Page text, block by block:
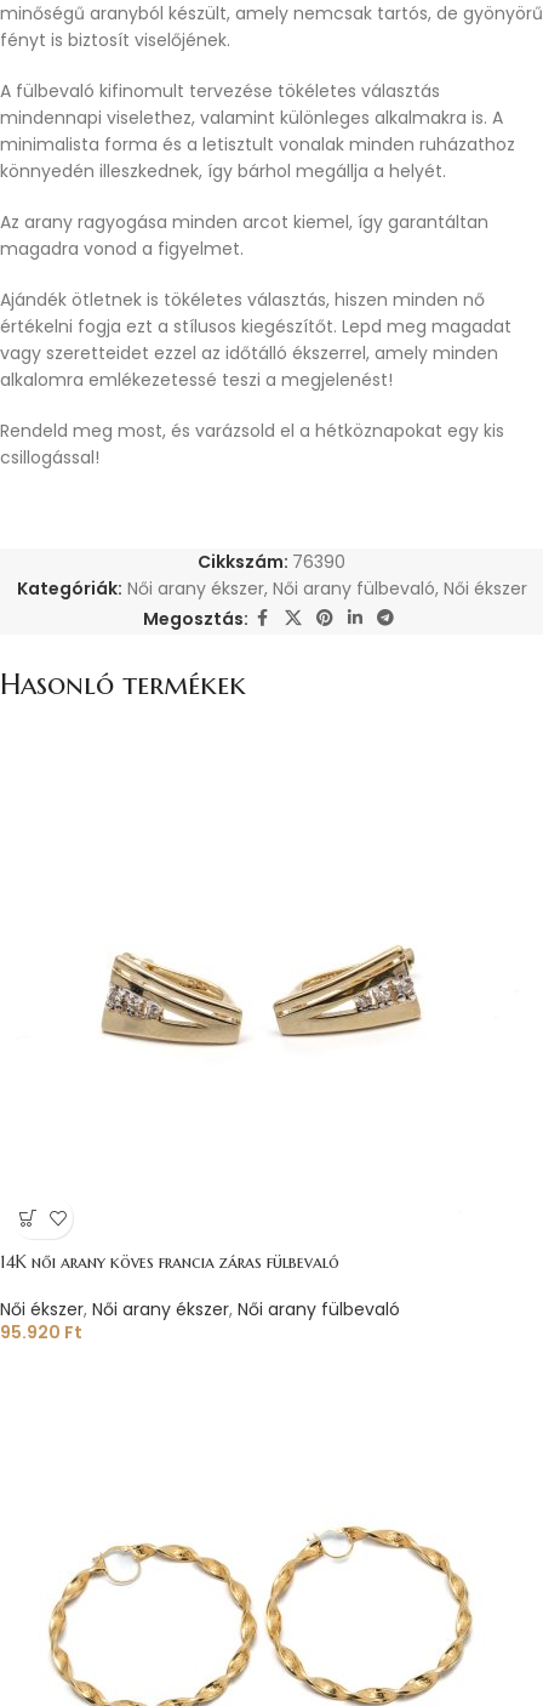
minőségű aranyból készült, amely nemcsak tartós, de gyönyörű
fényt is biztosít viselőjének.
A fülbevaló kifinomult tervezése tökéletes választás
mindennapi viselethez, valamint különleges alkalmakra is. A
minimalista forma és a letisztult vonalak minden ruházathoz
könnyedén illeszkednek, így bárhol megállja a helyét.
Az arany ragyogása minden arcot kiemel, így garantáltan
magadra vonod a figyelmet.
Ajándék ötletnek is tökéletes választás, hiszen minden nő
értékelni fogja ezt a stílusos kiegészítőt. Lepd meg magadat
vagy szeretteidet ezzel az időtálló ékszerrel, amely minden
alkalomra emlékezetessé teszi a megjelenést!
Rendeld meg most, és varázsold el a hétköznapokat egy kis
csillogással!
Cikkszám: 76390
Kategóriák: Női arany ékszer, Női arany fülbevaló, Női ékszer
Megosztás:
Hasonló termékek
14K női arany köves francia záras fülbevaló
Női ékszer, Női arany ékszer, Női arany fülbevaló
95.920 Ft